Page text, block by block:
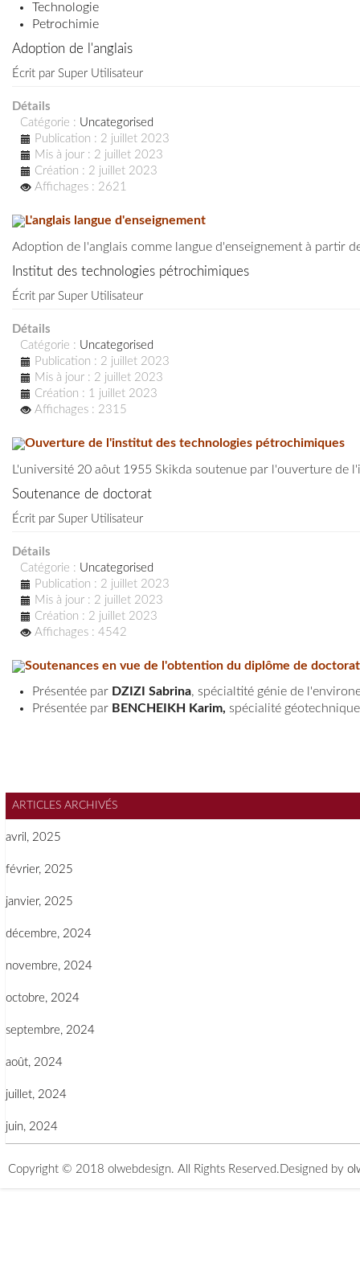
Technologie
Petrochimie
Adoption de l'anglais
Écrit par Super Utilisateur
Détails
Catégorie : Uncategorised
Publication : 2 juillet 2023
Mis à jour : 2 juillet 2023
Création : 2 juillet 2023
Affichages : 2621
L'anglais langue d'enseignement
Adoption de l'anglais comme langue d'enseignement à partir
Institut des technologies pétrochimiques
Écrit par Super Utilisateur
Détails
Catégorie : Uncategorised
Publication : 2 juillet 2023
Mis à jour : 2 juillet 2023
Création : 1 juillet 2023
Affichages : 2315
Ouverture de l'institut des technologies pétrochimiques
L'université 20 aôut 1955 Skikda soutenue par l'ouverture
Soutenance de doctorat
Écrit par Super Utilisateur
Détails
Catégorie : Uncategorised
Publication : 2 juillet 2023
Mis à jour : 2 juillet 2023
Création : 2 juillet 2023
Affichages : 4542
Soutenances en vue de l'obtention du diplôme de
Présentée par DZIZI Sabrina, spécialtité génie de
Présentée par BENCHEIKH Karim, spécialité
ARTICLES ARCHIVÉS
avril, 2025
février, 2025
janvier, 2025
décembre, 2024
novembre, 2024
octobre, 2024
septembre, 2024
août, 2024
juillet, 2024
juin, 2024
Copyright © 2018 olwebdesign. All Rights Reserved. Designed by